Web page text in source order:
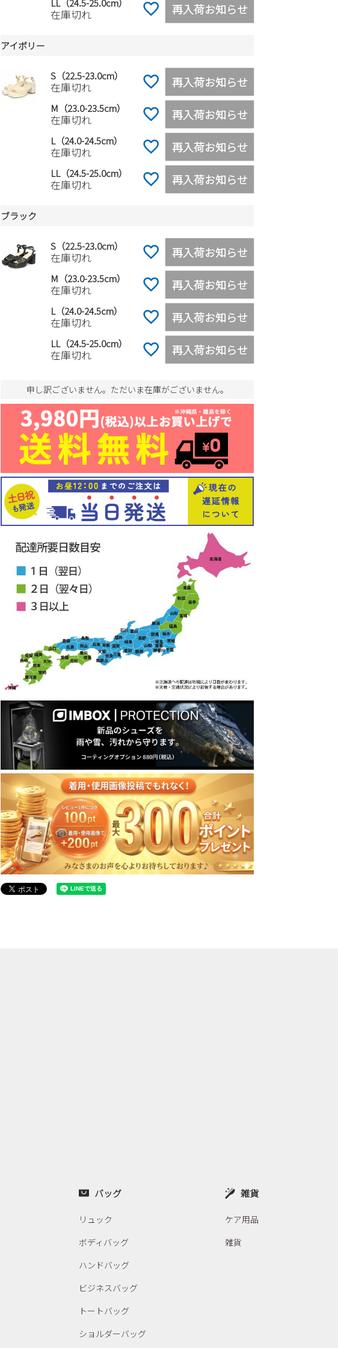
LL（24.5-25.0cm）
在庫切れ 再入荷お知らせ
アイボリー
S（22.5-23.0cm）
在庫切れ 再入荷お知らせ
M（23.0-23.5cm）
在庫切れ 再入荷お知らせ
L（24.0-24.5cm）
在庫切れ 再入荷お知らせ
LL（24.5-25.0cm）
在庫切れ 再入荷お知らせ
ブラック
S（22.5-23.0cm）
在庫切れ 再入荷お知らせ
M（23.0-23.5cm）
在庫切れ 再入荷お知らせ
L（24.0-24.5cm）
在庫切れ 再入荷お知らせ
LL（24.5-25.0cm）
在庫切れ 再入荷お知らせ
申し訳ございません。ただいま在庫がございません。
バッグ
リュック
ボディバッグ
ハンドバッグ
ビジネスバッグ
トートバッグ
ショルダーバッグ
雑貨
ケア用品
雑貨